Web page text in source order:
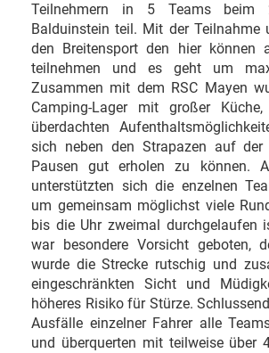
Teilnehmern in 5 Teams beim
Balduinstein teil. Mit der Teilnahme
den Breitensport den hier können
teilnehmen und es geht um
Zusammen mit dem RSC Mayen
Camping-Lager mit großer
überdachten
sich neben den Strapazen auf der
Pausen gut erholen zu können.
unterstützten sich die enzelnen
um gemeinsam möglichst viele
bis die Uhr zweimal durchgelaufen
war besondere Vorsicht geboten,
wurde die Strecke rutschig und
eingeschränkten Sicht und
höheres Risiko für Stürze.
Ausfälle einzelner Fahrer alle
und überquerten mit teilweise über